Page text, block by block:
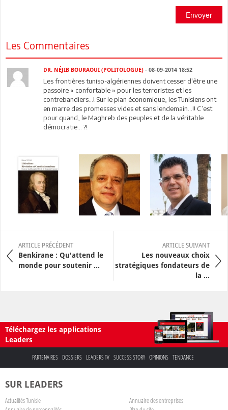
Envoyer
Les Commentaires
DR. NÉJIB BOURAOUI (POLITOLOGUE) - 08-09-2014 18:52
Les frontières tuniso-algériennes doivent cesser d'être une
passoire « confortable » pour les terroristes et les
contrebandiers...! Sur le plan économique, les Tunisiens ont
en marre des promesses vides et sans lendemain...!! C’est
pour quand, le Maghreb des peuples et de la véritable
démocratie… ?!
ARTICLE PRÉCÉDENT
Benkirane : Qu'attend le
monde pour soutenir ...
ARTICLE SUIVANT
Les nouveaux choix
stratégiques fondateurs de
la ...
Téléchargez les applications
Leaders
PARTENAIRES DOSSIERS LEADERS TV SUCCESS STORY OPINIONS TENDANCE
SUR LEADERS
Actualités Tunisie
Annuaire des entreprises